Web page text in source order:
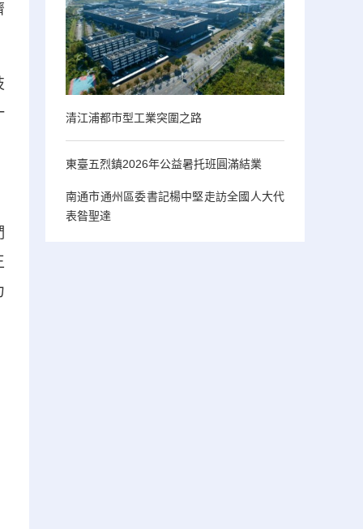
清江浦都市型工業突圍之路
東臺五烈鎮2026年公益暑托班圓滿結業
南通市通州區委書記楊中堅走訪全國人大代
表昝聖達